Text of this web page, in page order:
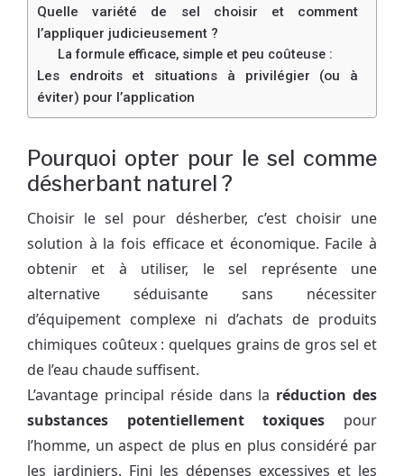
Quelle variété de sel choisir et comment
l’appliquer judicieusement ?
La formule efficace, simple et peu coûteuse :
Les endroits et situations à privilégier (ou à
éviter) pour l’application
Pourquoi opter pour le sel comme
désherbant naturel ?
Choisir le sel pour désherber, c’est choisir une
solution à la fois efficace et économique. Facile à
obtenir et à utiliser, le sel représente une
alternative séduisante sans nécessiter
d’équipement complexe ni d’achats de produits
chimiques coûteux : quelques grains de gros sel et
de l’eau chaude suffisent.
L’avantage principal réside dans la réduction des
substances potentiellement toxiques pour
l’homme, un aspect de plus en plus considéré par
les jardiniers. Fini les dépenses excessives et les